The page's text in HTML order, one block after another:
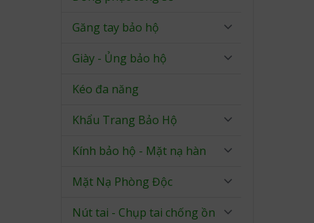
Găng tay bảo hộ
Giày - Ủng bảo hộ
Kéo đa năng
Khẩu Trang Bảo Hộ
Kính bảo hộ - Mặt nạ hàn
Mặt Nạ Phòng Độc
Nút tai - Chụp tai chống ồn